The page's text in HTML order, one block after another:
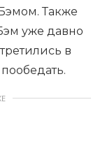
Также
уже давно
в